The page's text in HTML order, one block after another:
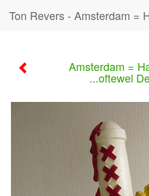
Amsterdam =
...oftewel